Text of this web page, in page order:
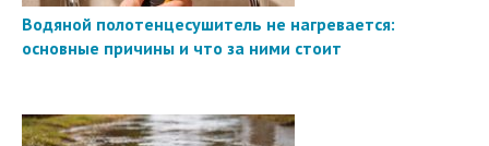
Водяной полотенцесушитель не нагревается:
основные причины и что за ними стоит